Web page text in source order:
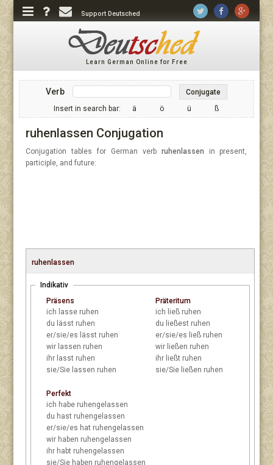
Support Deutsched
Learn German Online for Free
Verb
Conjugate
Insert in search bar:
ä ö ü ß
ruhenlassen Conjugation
Conjugation tables for German verb ruhenlassen in present,
participle, and future:
ruhenlassen
Indikativ
Präsens
ich lasse ruhen
du lässt ruhen
er/sie/es lässt ruhen
wir lassen ruhen
ihr lasst ruhen
sie/Sie lassen ruhen
Präteritum
ich ließ ruhen
du ließest ruhen
er/sie/es ließ ruhen
wir ließen ruhen
ihr ließt ruhen
sie/Sie ließen ruhen
Perfekt
ich habe ruhengelassen
du hast ruhengelassen
er/sie/es hat ruhengelassen
wir haben ruhengelassen
ihr habt ruhengelassen
sie/Sie haben ruhengelassen